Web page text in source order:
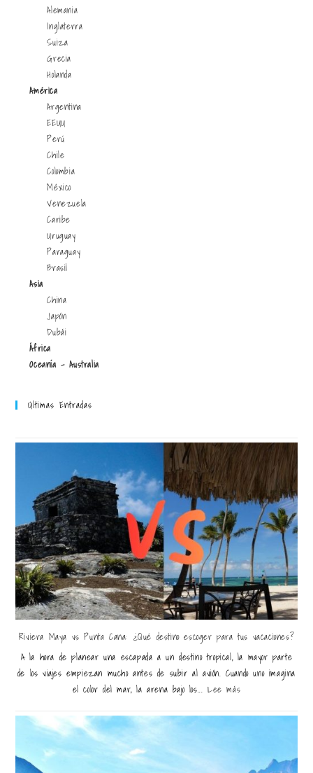
Alemania
Inglaterra
Suiza
Grecia
Holanda
América
Argentina
EEUU
Perú
Chile
Colombia
México
Venezuela
Caribe
Uruguay
Paraguay
Brasil
Asia
China
Japón
Dubái
África
Oceanía - Australia
Últimas Entradas
Riviera Maya vs Punta Cana: ¿Qué destino escoger para tus vacaciones?
A la hora de planear una escapada a un destino tropical, la mayor parte
de los viajes empiezan mucho antes de subir al avión. Cuando uno imagina
el color del mar, la arena bajo los...Lee más